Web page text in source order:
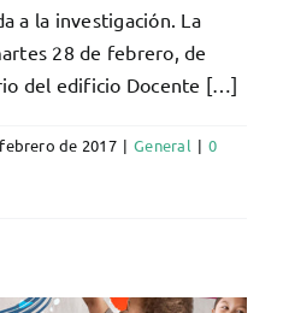
a la investigación. La
28 de febrero, de
del edificio Docente […]
de 2017 | General | 0